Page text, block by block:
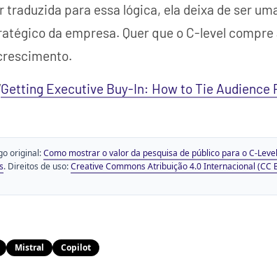
traduzida para essa lógica, ela deixa de ser
da empresa. Quer que o C-level compre
Getting Executive Buy-In: How to Tie Audience
original:Como mostrar o valor da pesquisa de público para o C-Level
. Direitos de uso:Creative Commons Atribuição 4.0 Internacional (CC
Mistral Copilot